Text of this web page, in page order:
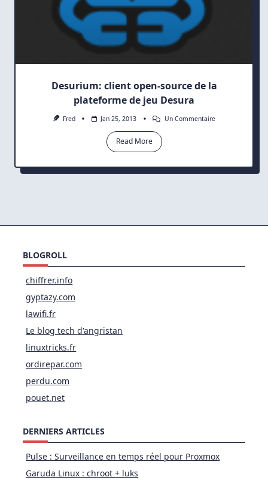
Desurium: client open-source de la
plateforme de jeu Desura
Fred Jan 25, 2013 Un CommentaireSur
La
Read More
BLOGROLL
chiffrer.info
gyptazy.com
lawifi.fr
Le blog tech d'angristan
linuxtricks.fr
ordirepar.com
perdu.com
pouet.net
DERNIERS ARTICLES
Pulse : Surveillance en temps réel pour Proxmox
Garuda Linux : chroot + luks